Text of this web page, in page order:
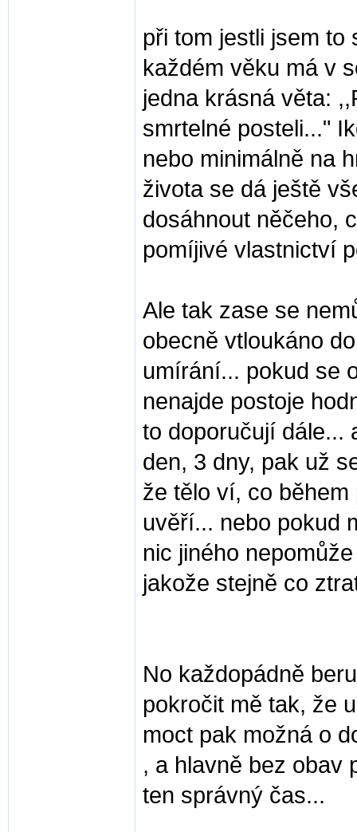
při tom jestli jsem to
každém věku má v
jedna krásná věta:
smrtelné posteli..."
nebo minimálně na
života se dá ještě
dosáhnout něčeho,
pomíjivé vlastnictví
Ale tak zase se
obecně vtloukáno
umírání... pokud se
nenajde postoje
to doporučují dále...
den, 3 dny, pak už
že tělo ví, co
uvěří... nebo pokud
nic jiného
jakože stejně co
No každopádně
pokročit mě tak, že
moct pak možná o
, a hlavně bez obav
ten správný čas...